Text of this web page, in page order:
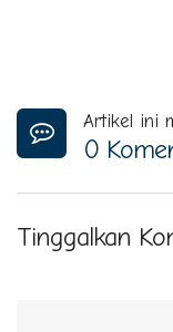
Artikel ini
0
Tinggalkan